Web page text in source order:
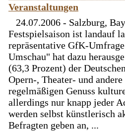
Veranstaltungen
24.07.2006 - Salzburg,
Festspielsaison ist landauf
repräsentative GfK-
Umschau" hat dazu
(63,3 Prozent) der
Opern-, Theater- und
regelmäßigen Genuss
allerdings nur knapp jeder
werden selbst künstlerisch
Befragten geben an, ...